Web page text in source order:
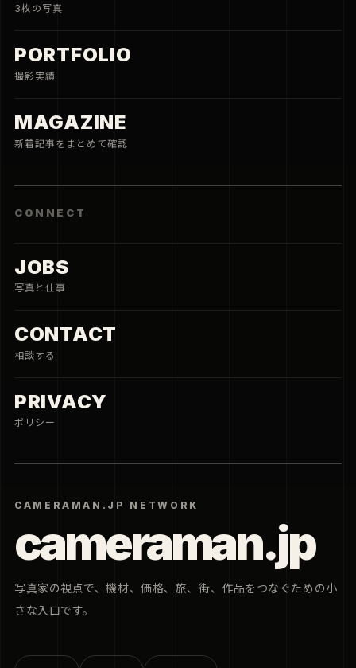
CAMERAMAN.JP NETWORK
cameraman.jp
写真家の視点で、機材、価格、旅、街、作品をつなぐための小
さな入口です。
3枚の写真
PORTFOLIO
撮影実績
MAGAZINE
新着記事をまとめて確認
CONNECT
JOBS
写真と仕事
CONTACT
相談する
PRIVACY
ポリシー